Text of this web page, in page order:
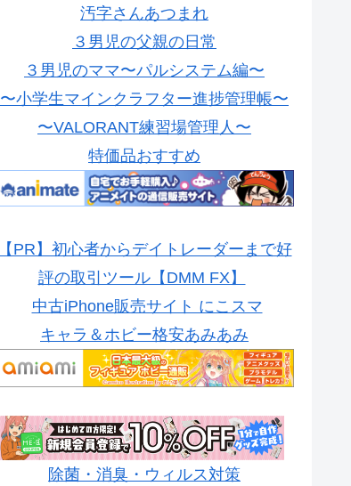
汚字さんあつまれ
３男児の父親の日常
３男児のママ〜パルシステム編〜
〜小学生マインクラフター進捗管理帳〜
〜VALORANT練習場管理人〜
特価品おすすめ
【PR】初心者からデイトレーダーまで好
評の取引ツール【DMM FX】
中古iPhone販売サイト にこスマ
キャラ＆ホビー格安あみあみ
除菌・消臭・ウィルス対策